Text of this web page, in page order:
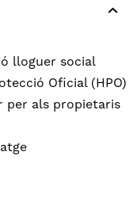
lloguer social
Oficial (HPO)
per als propietaris